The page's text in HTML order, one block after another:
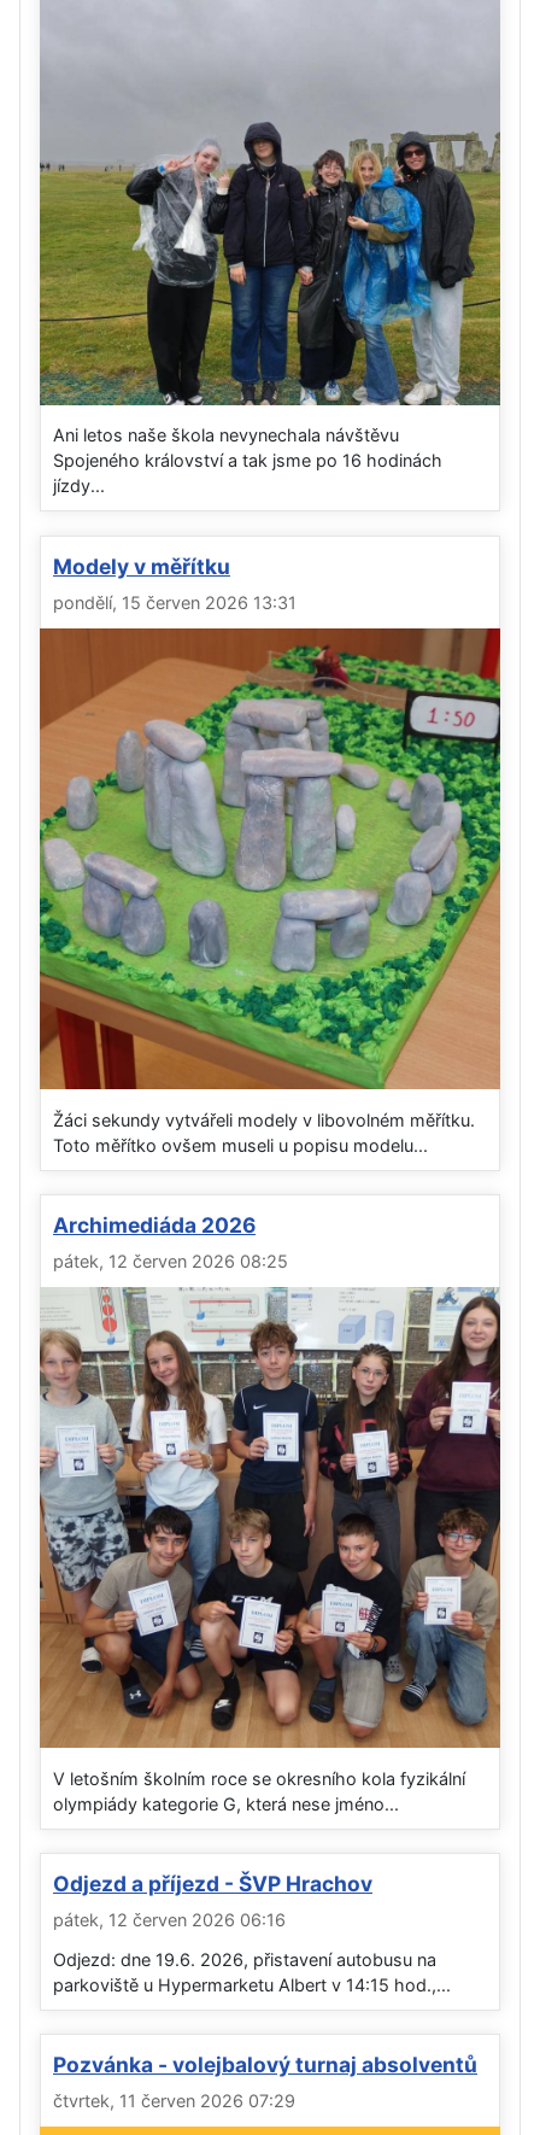
Ani letos naše škola nevynechala návštěvu
Spojeného království a tak jsme po 16 hodinách
jízdy...
Modely v měřítku
pondělí, 15 červen 2026 13:31
Žáci sekundy vytvářeli modely v libovolném měřítku.
Toto měřítko ovšem museli u popisu modelu...
Archimediáda 2026
pátek, 12 červen 2026 08:25
V letošním školním roce se okresního kola fyzikální
olympiády kategorie G, která nese jméno...
Odjezd a příjezd - ŠVP Hrachov
pátek, 12 červen 2026 06:16
Odjezd: dne 19.6. 2026, přistavení autobusu na
parkoviště u Hypermarketu Albert v 14:15 hod.,...
Pozvánka - volejbalový turnaj absolventů
čtvrtek, 11 červen 2026 07:29